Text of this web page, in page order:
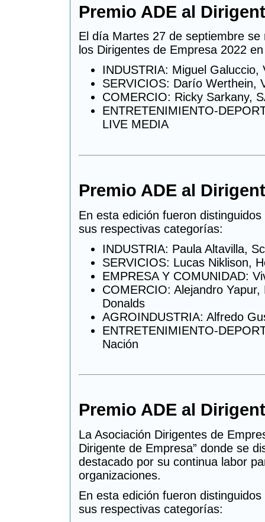
Premio ADE al
El día Martes 27 de septiembre
los Dirigentes de Empresa 2022
INDUSTRIA: Miguel Galuccio,
SERVICIOS: Darío Werthein,
COMERCIO: Ricky Sarkany,
ENTRETENIMIENTO-
LIVE MEDIA
Premio ADE al
En esta edición fueron
sus respectivas categorías:
INDUSTRIA: Paula Altavilla,
SERVICIOS: Lucas Niklison,
EMPRESA Y COMUNIDAD:
COMERCIO: Alejandro
Donalds
AGROINDUSTRIA: Alfredo
ENTRETENIMIENTO-
Nación
Premio ADE al
La Asociación Dirigentes de
Dirigente de Empresa” donde se
destacado por su continua labor
organizaciones.
En esta edición fueron
sus respectivas categorías: